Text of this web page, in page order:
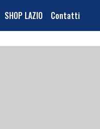
SHOP LAZIO Contatti